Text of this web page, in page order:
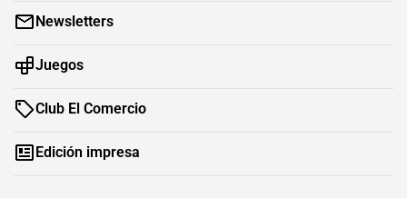
Newsletters
Juegos
Club El Comercio
Edición impresa